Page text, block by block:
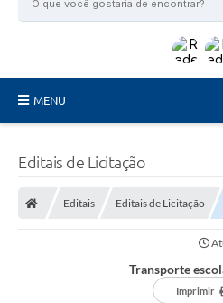
MENU
Conselhos Municipais
Editais de Licitação
Editais Editais de Licitação
Transporte
Imprimir